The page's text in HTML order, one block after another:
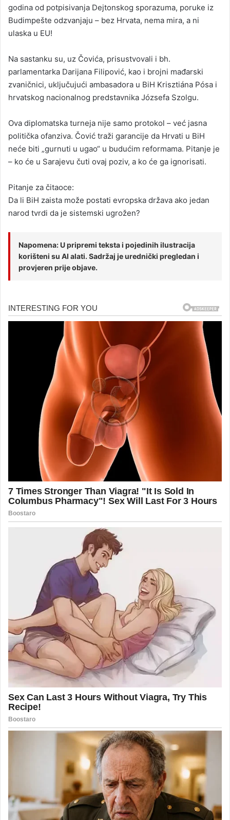
godina od potpisivanja Dejtonskog sporazuma, poruke iz
Budimpešte odzvanjaju – bez Hrvata, nema mira, a ni
ulaska u EU!
Na sastanku su, uz Čovića, prisustvovali i bh.
parlamentarka Darijana Filipović, kao i brojni mađarski
zvaničnici, uključujući ambasadora u BiH Krisztiána Pósa i
hrvatskog nacionalnog predstavnika Józsefa Szolgu.
Ova diplomatska turneja nije samo protokol – već jasna
politička ofanziva. Čović traži garancije da Hrvati u BiH
neće biti „gurnuti u ugao“ u budućim reformama. Pitanje je
– ko će u Sarajevu čuti ovaj poziv, a ko će ga ignorisati.
Pitanje za čitaoce:
Da li BiH zaista može postati evropska država ako jedan
narod tvrdi da je sistemski ugrožen?
Napomena: U pripremi teksta i pojedinih ilustracija
korišteni su AI alati. Sadržaj je urednički pregledan i
provjeren prije objave.